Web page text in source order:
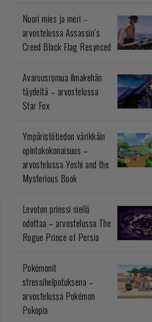
Nuori mies ja meri –
arvostelussa Assassin’s
Creed Black Flag Resynced
Avaruusromua ilmakehän
täydeltä – arvostelussa
Star Fox
Ympäristötiedon värikkäin
opintokokonaisuus –
arvostelussa Yoshi and the
Mysterious Book
Levoton prinssi siellä
odottaa – arvostelussa The
Rogue Prince of Persia
Pokémonit
stressihelpotuksena –
arvostelussa Pokémon
Pokopia